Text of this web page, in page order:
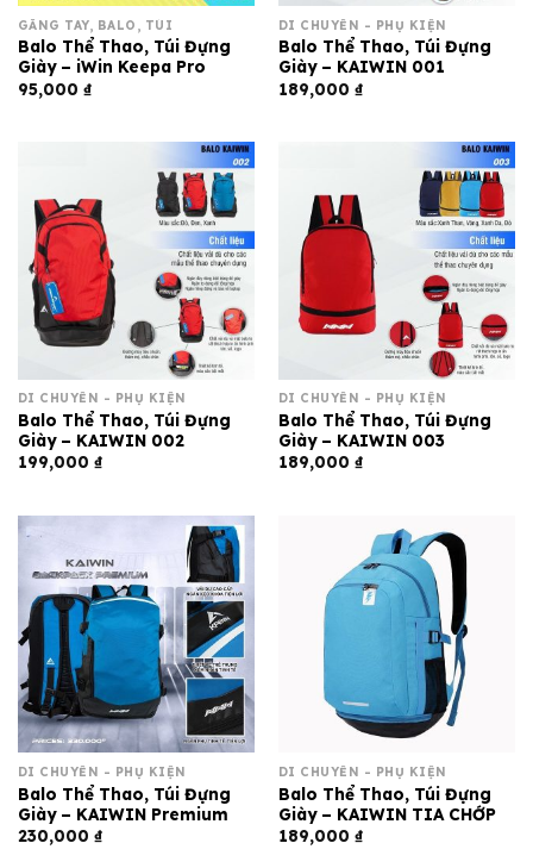
GĂNG TAY, BALO, TÚI
Balo Thể Thao, Túi Đựng
Giày – iWin Keepa Pro
95,000 ₫
DI CHUYỂN - PHỤ KIỆN
Balo Thể Thao, Túi Đựng
Giày – KAIWIN 001
189,000 ₫
DI CHUYỂN - PHỤ KIỆN
Balo Thể Thao, Túi Đựng
Giày – KAIWIN 002
199,000 ₫
DI CHUYỂN - PHỤ KIỆN
Balo Thể Thao, Túi Đựng
Giày – KAIWIN 003
189,000 ₫
DI CHUYỂN - PHỤ KIỆN
Balo Thể Thao, Túi Đựng
Giày – KAIWIN Premium
230,000 ₫
DI CHUYỂN - PHỤ KIỆN
Balo Thể Thao, Túi Đựng
Giày – KAIWIN TIA CHỚP
189,000 ₫